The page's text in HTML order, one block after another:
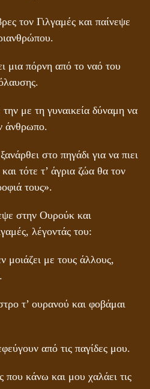
τον Γιλγαμές και παίνεψε
μια πόρνη από το ναό του
με τη γυναικεία δύναμη να
άνθρωπο.
στο πηγάδι για να πιει
τότε τ’ άγρια ζώα θα τον
τους».
στην Ουρούκ και
λέγοντάς του:
μοιάζει με τους άλλους,
τ’ ουρανού και φοβάμαι
από τις παγίδες μου.
κάνω και μου χαλάει τις